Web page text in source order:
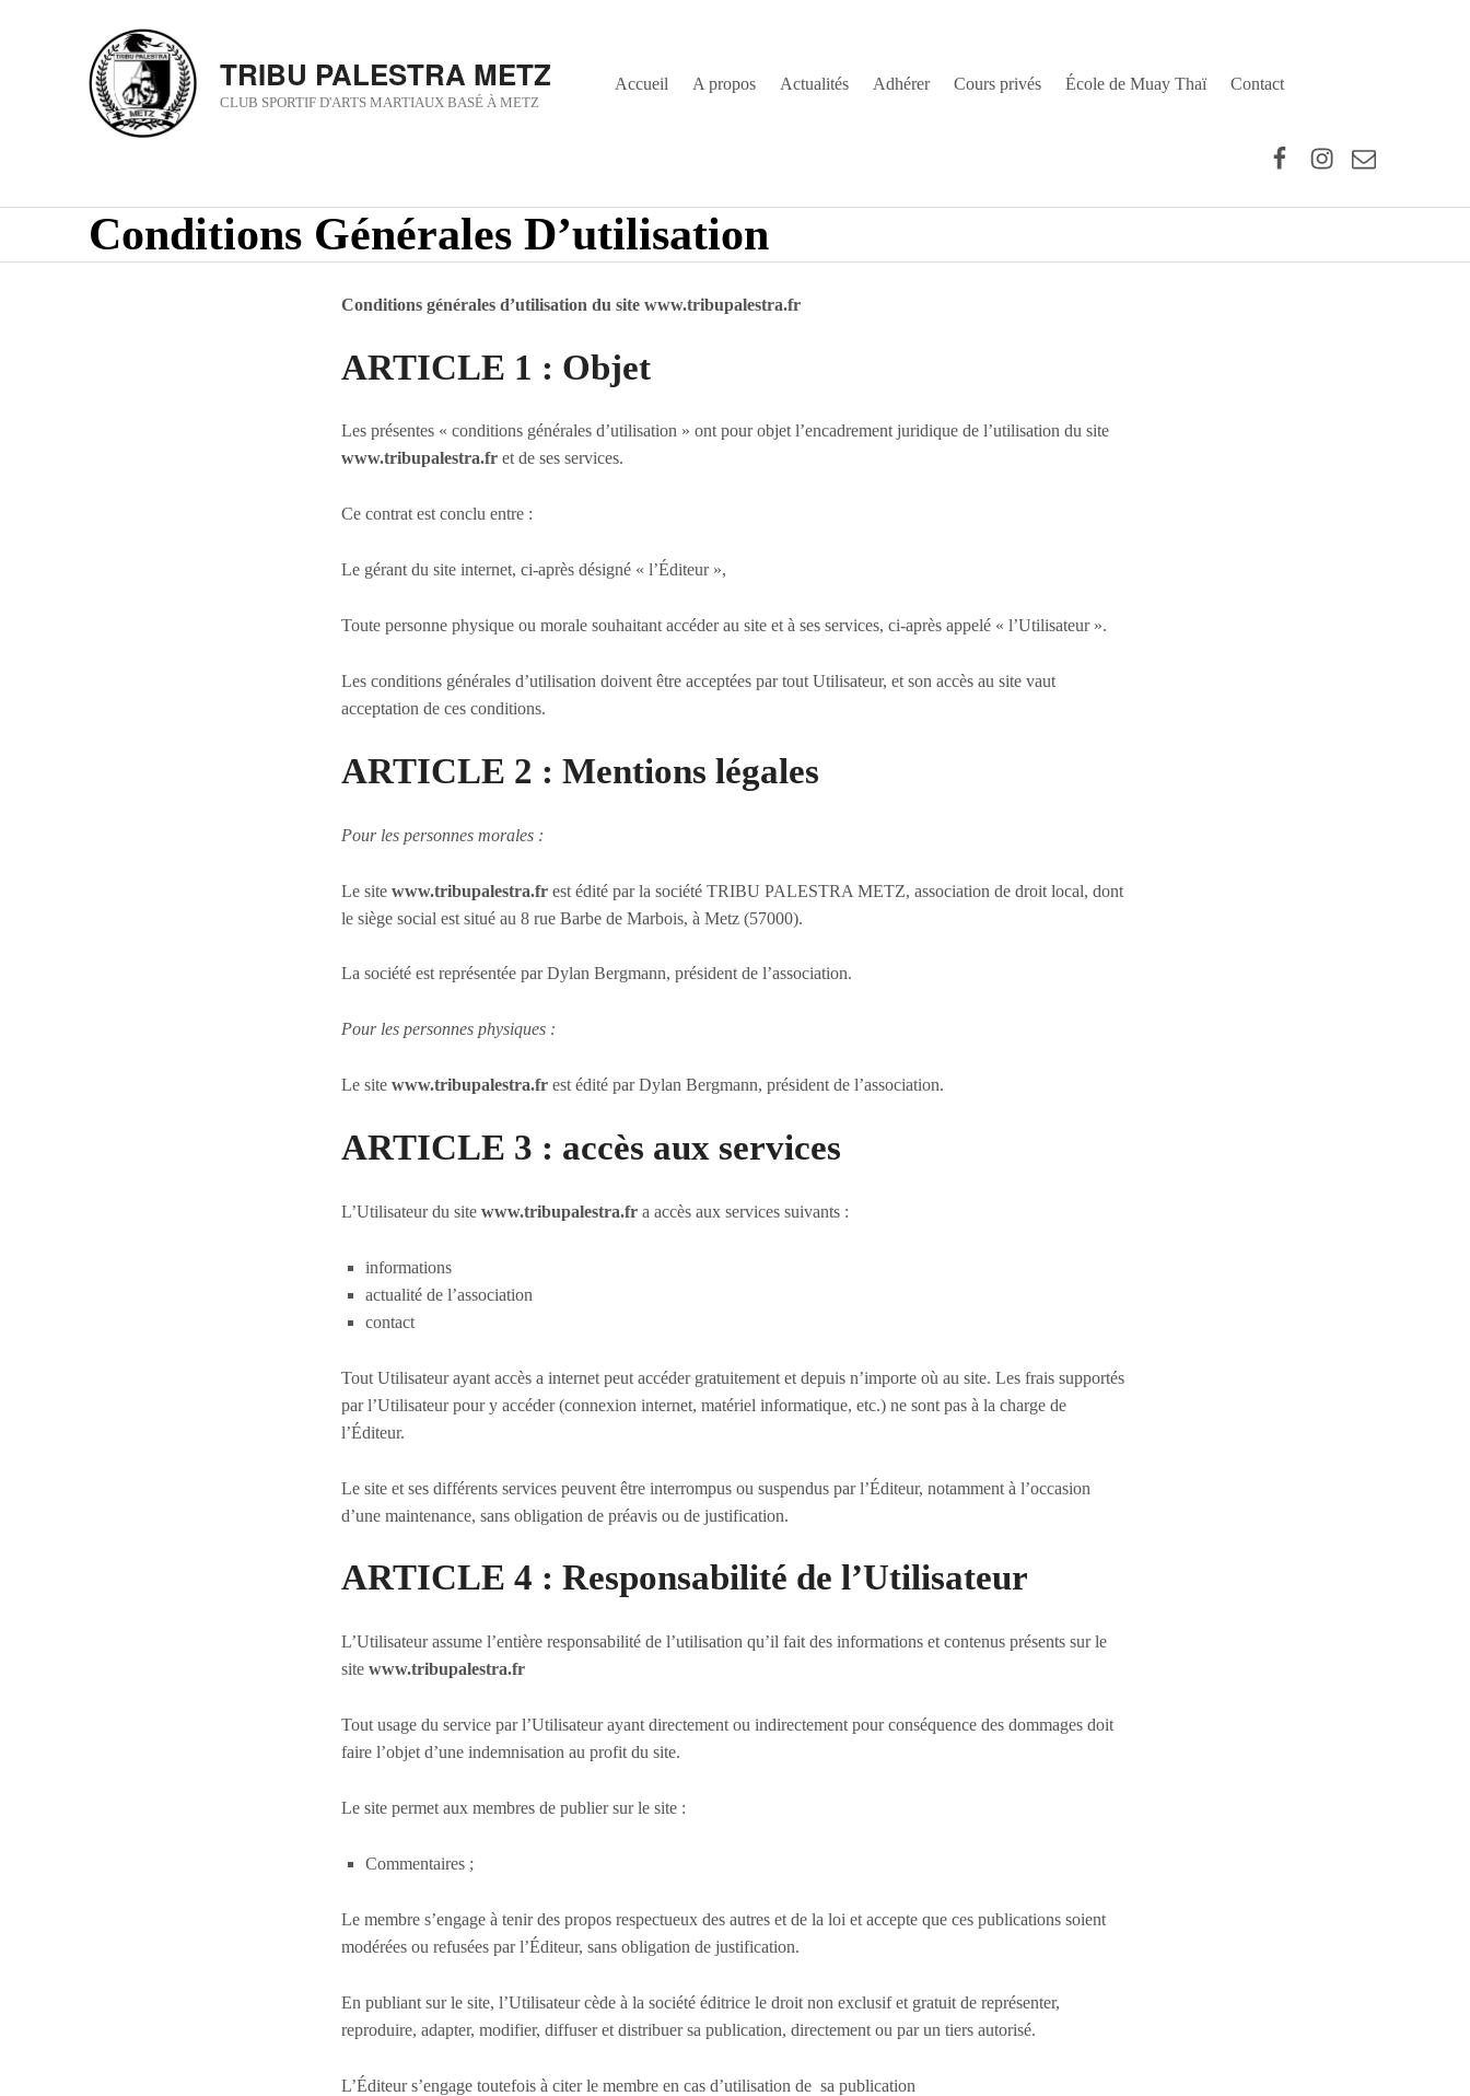
TRIBU PALESTRA METZ
CLUB SPORTIF D'ARTS MARTIAUX BASÉ À METZ
Accueil A propos Actualités Adhérer Cours privés École de Muay Thaï Contact
Conditions Générales D’utilisation
Conditions générales d’utilisation du site www.tribupalestra.fr
ARTICLE 1 : Objet
Les présentes « conditions générales d’utilisation » ont pour objet l’encadrement juridique de l’utilisation du site
www.tribupalestra.fr et de ses services.
Ce contrat est conclu entre :
Le gérant du site internet, ci-après désigné « l’Éditeur »,
Toute personne physique ou morale souhaitant accéder au site et à ses services, ci-après appelé « l’Utilisateur ».
Les conditions générales d’utilisation doivent être acceptées par tout Utilisateur, et son accès au site vaut
acceptation de ces conditions.
ARTICLE 2 : Mentions légales
Pour les personnes morales :
Le site www.tribupalestra.fr est édité par la société TRIBU PALESTRA METZ, association de droit local, dont
le siège social est situé au 8 rue Barbe de Marbois, à Metz (57000).
La société est représentée par Dylan Bergmann, président de l’association.
Pour les personnes physiques :
Le site www.tribupalestra.fr est édité par Dylan Bergmann, président de l’association.
ARTICLE 3 : accès aux services
L’Utilisateur du site www.tribupalestra.fr a accès aux services suivants :
informations
actualité de l’association
contact
Tout Utilisateur ayant accès a internet peut accéder gratuitement et depuis n’importe où au site. Les frais supportés
par l’Utilisateur pour y accéder (connexion internet, matériel informatique, etc.) ne sont pas à la charge de
l’Éditeur.
Le site et ses différents services peuvent être interrompus ou suspendus par l’Éditeur, notamment à l’occasion
d’une maintenance, sans obligation de préavis ou de justification.
ARTICLE 4 : Responsabilité de l’Utilisateur
L’Utilisateur assume l’entière responsabilité de l’utilisation qu’il fait des informations et contenus présents sur le
site www.tribupalestra.fr
Tout usage du service par l’Utilisateur ayant directement ou indirectement pour conséquence des dommages doit
faire l’objet d’une indemnisation au profit du site.
Le site permet aux membres de publier sur le site :
Commentaires ;
Le membre s’engage à tenir des propos respectueux des autres et de la loi et accepte que ces publications soient
modérées ou refusées par l’Éditeur, sans obligation de justification.
En publiant sur le site, l’Utilisateur cède à la société éditrice le droit non exclusif et gratuit de représenter,
reproduire, adapter, modifier, diffuser et distribuer sa publication, directement ou par un tiers autorisé.
L’Éditeur s’engage toutefois à citer le membre en cas d’utilisation de sa publication